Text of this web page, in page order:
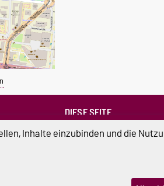
DIESE SEITE
Vorlesen
Inhalte einzubinden und die